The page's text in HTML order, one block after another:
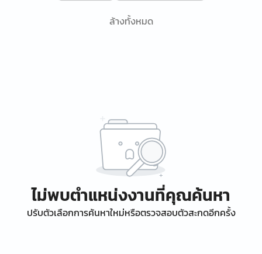
ล้างทั้งหมด
ไม่พบตำแหน่งงานที่คุณค้นหา
ปรับตัวเลือกการค้นหาใหม่หรือตรวจสอบตัวสะกดอีกครั้ง